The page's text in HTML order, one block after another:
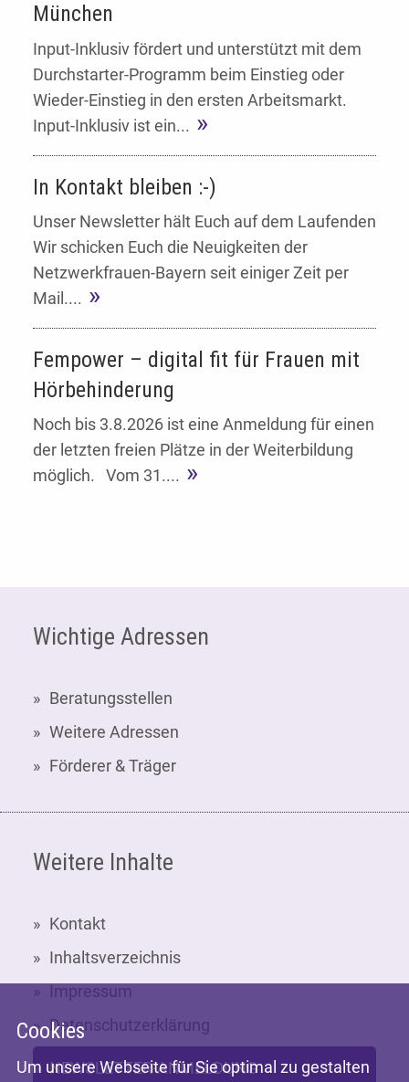
München
Input-Inklusiv fördert und unterstützt mit dem
Durchstarter-Programm beim Einstieg oder
Wieder-Einstieg in den ersten Arbeitsmarkt.
Input-Inklusiv ist ein...
In Kontakt bleiben :-)
Unser Newsletter hält Euch auf dem Laufenden
Wir schicken Euch die Neuigkeiten der
Netzwerkfrauen-Bayern seit einiger Zeit per
Mail....
Fempower – digital fit für Frauen mit
Hörbehinderung
Noch bis 3.8.2026 ist eine Anmeldung für einen
der letzten freien Plätze in der Weiterbildung
möglich. Vom 31....
Wichtige Adressen
Beratungsstellen
Weitere Adressen
Förderer & Träger
Weitere Inhalte
Kontakt
Inhaltsverzeichnis
Impressum
Datenschutzerklärung
NEWSLETTER-ANMELDUNG
Cookies
Um unsere Webseite für Sie optimal zu gestalten